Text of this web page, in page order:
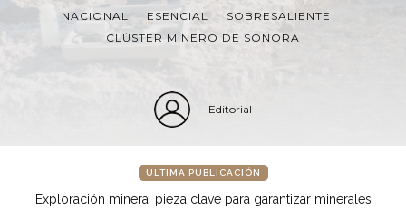
NACIONAL ESENCIAL
SOBRESALIENTE
CLÚSTER MINERO DE SONORA
Editorial
ÚLTIMA PUBLICACIÓN
Exploración minera, pieza clave para garantizar minerales